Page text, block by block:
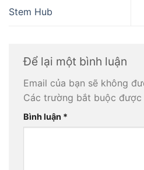
Stem Hub
Để lại một bình luận
Email của bạn sẽ không
Các trường bắt buộc được
Bình luận *